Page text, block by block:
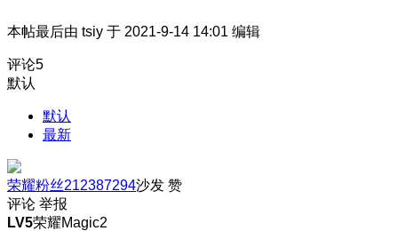
本帖最后由 tsiy 于 2021-9-14 14:01 编辑
评论5
默认
默认
最新
荣耀粉丝212387294沙发 赞
评论 举报
LV5荣耀Magic2